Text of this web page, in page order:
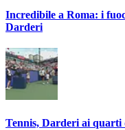
Incredibile a Roma: i
Darderi
Tennis, Darderi ai